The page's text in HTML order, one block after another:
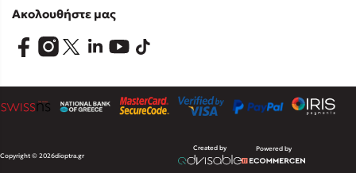
Ακολουθήστε μας
Copyright © 2026dioptra.gr
Created by Powered by